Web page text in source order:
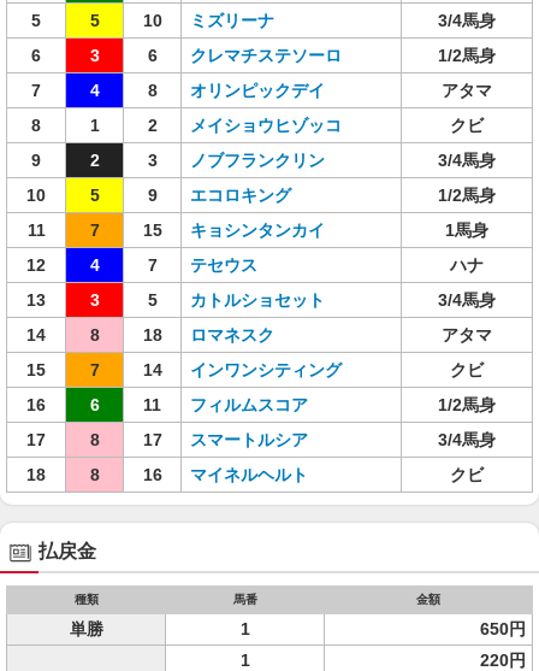
5
5 10 ミズリーナ
3/4馬身
6
3 6 クレマチステソーロ
1/2馬身
7
4 8 オリンピックデイ
アタマ
8
1 2 メイショウヒゾッコ
クビ
9
2 3 ノブフランクリン
3/4馬身
10
5 9 エコロキング
1/2馬身
11
7 15 キョシンタンカイ
1馬身
12
4 7 テセウス
ハナ
13
3 5 カトルショセット
3/4馬身
14
8 18 ロマネスク
アタマ
15
7 14 インワンシティング
クビ
16
6 11 フィルムスコア
1/2馬身
17
8 17 スマートルシア
3/4馬身
18
8 16 マイネルヘルト クビ
払戻金
種類 馬番 金額
単勝 1 650円
1
220円